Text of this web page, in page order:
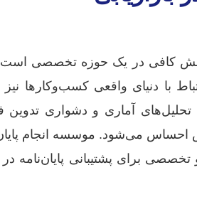
کافی در یک حوزه تخصصی است.
با دنیای واقعی کسب‌وکارها
آماری و دشواری تدوین
احساس می‌شود. موسسه انجام
برای پشتیبانی پایان‌نامه در